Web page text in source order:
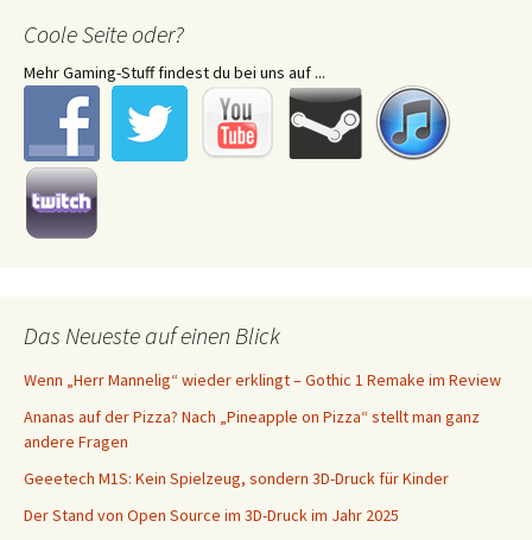
Coole Seite oder?
Mehr Gaming-Stuff findest du bei uns auf ...
Das Neueste auf einen Blick
Wenn „Herr Mannelig“ wieder erklingt – Gothic 1 Remake im Review
Ananas auf der Pizza? Nach „Pineapple on Pizza“ stellt man ganz
andere Fragen
Geeetech M1S: Kein Spielzeug, sondern 3D-Druck für Kinder
Der Stand von Open Source im 3D-Druck im Jahr 2025